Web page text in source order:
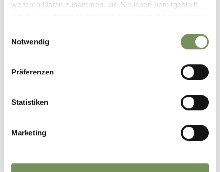
weiteren Daten zusammen, die Sie ihnen bereitgestellt
Notwendig
Präferenzen
Statistiken
Marketing